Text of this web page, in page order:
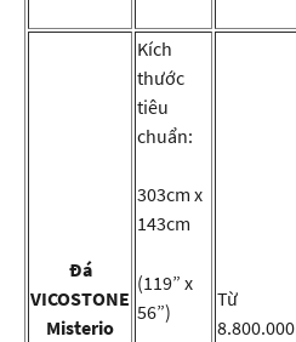
Đá
VICOSTONE
Misterio
Kích
thước
tiêu
chuẩn:
303cm x
143cm
(119” x
56”)
Từ
8.800.000